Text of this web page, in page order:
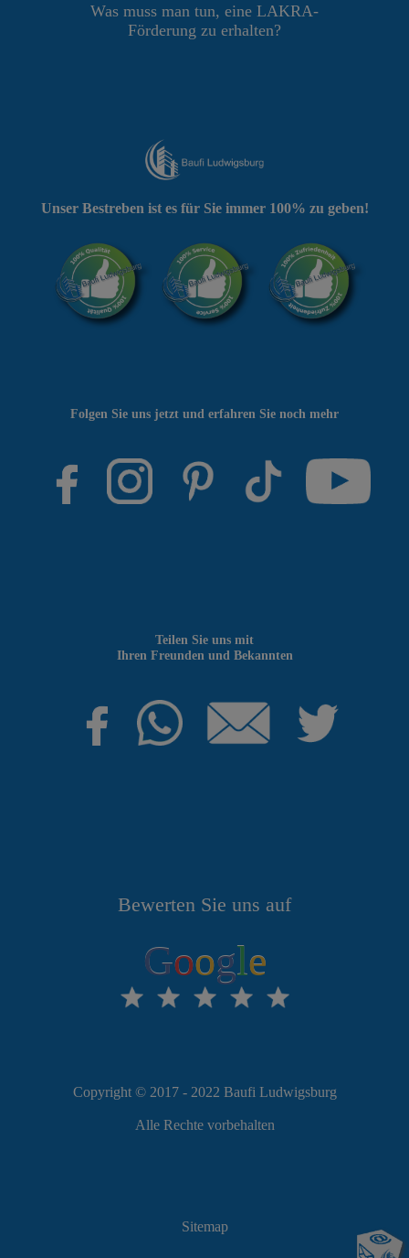
Was muss man tun, eine LAKRA-
Förderung zu erhalten?
Bewerten Sie uns auf
Google
Teilen Sie uns mit
Ihren Freunden und Bekannten
Folgen Sie uns jetzt und erfahren Sie noch mehr
Unser Bestreben ist es für Sie immer 100% zu geben!
Copyright © 2017 - 2022 Baufi Ludwigsburg
Alle Rechte vorbehalten
Sitemap